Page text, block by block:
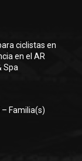
ciclistas en
en el AR
Spa
Familia(s)